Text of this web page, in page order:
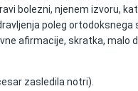
bolezni, njenem izvoru,
poleg ortodoksnega
afirmacije, skratka, malo
zasledila notri).